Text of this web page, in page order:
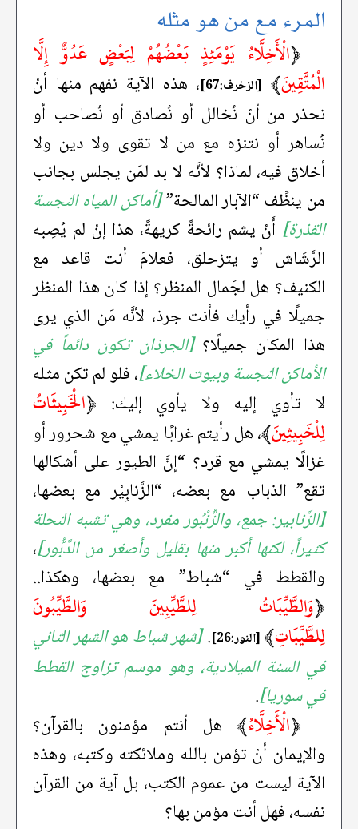
المرء مع من هو مثله
﴿الْأَخِلَّاءُ يَوْمَئِذٍ بَعْضُهُمْ لِبَعْضٍ عَدُوٌّ إِلَّا
الْمُتَّقِينَ﴾ [الزخرف:67]
، هذه الآية نفهم منها أنْ
نحذر من أنْ نُخالل أو نُصادق أو نُصاحب أو
نُساهر أو نتنزه مع من لا تقوى ولا دين ولا
أخلاق فيه، لماذا؟ لأنَّه لا بد لمَن يجلس بجانب
من ينظِّف “الآبار المالحة”[أماكن المياه النجسة
القذرة] أَنْ يشم رائحةً كريهةً، هذا إنْ لم يُصِبه
الرَّشَاش أو يتزحلق، فعلامَ أنت قاعد مع
الكنيف؟ هل لجَمال المنظر؟ إذا كان هذا المنظر
جميلًا في رأيك فأنت جرذ، لأنَّه مَن الذي يرى
هذا المكان جميلًا؟[الجرذان تكون دائماً في
الأماكن النجسة وبيوت الخلاء]، فلو لم تكن مثله
لا تأوي إليه ولا يأوي إليك: ﴿الْخَبِيثَاتُ
لِلْخَبِيثِينَ﴾، هل رأيتم غرابًا يمشي مع شحرور أو
غزالًا يمشي مع قرد؟ “إنَّ الطيور على أشكالها
تقع” الذباب مع بعضه، “الزَّنابِيْر مع بعضها،
[الزَّنابير: جمع، والزُّنْبُور مفرد، وهي تشبه النحلة
كثيراً، لكنها أكبر منها بقليل وأصغر من الدَّبُّور]،
والقطط في “شباط” مع بعضها، وهكذا..
﴿وَالطَّيِّبَاتُ لِلطَّيِّبِينَ وَالطَّيِّبُونَ
لِلطَّيِّبَاتِ﴾ [النور:26] .[شهر شباط هو الشهر الثاني
في السنة الميلادية، وهو موسم تزاوج القطط
في سوريا].
﴿الْأَخِلَّاءُ﴾ هل أنتم مؤمنون بالقرآن؟
والإيمان أنْ تؤمن بالله وملائكته وكتبه، وهذه
الآية ليست من عموم الكتب، بل آية من القرآن
نفسه، فهل أنت مؤمن بها؟